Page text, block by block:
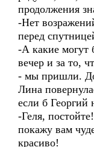
продолжения
-Нет
перед
-А какие могут
вечер и за то,
- мы пришли.
Лина
если б Георгий
-Геля,
покажу вам
красиво!